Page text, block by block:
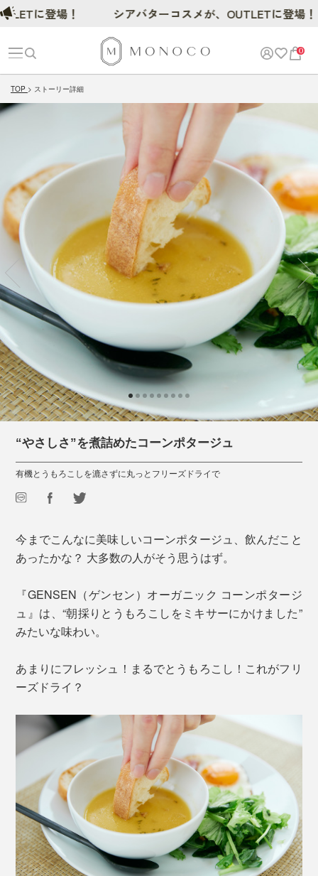
0
TOP ストーリー詳細
“やさしさ”を煮詰めたコーンポタージュ
有機とうもろこしを漉さずに丸っとフリーズドライで
今までこんなに美味しいコーンポタージュ、飲んだこと
あったかな？ 大多数の人がそう思うはず。
『GENSEN（ゲンセン）オーガニック コーンポタージ
ュ』は、“朝採りとうもろこしをミキサーにかけました”
みたいな味わい。
あまりにフレッシュ！まるでとうもろこし！これがフリ
ーズドライ？
に登場！ シアバターコスメが、OUTLETに登場！